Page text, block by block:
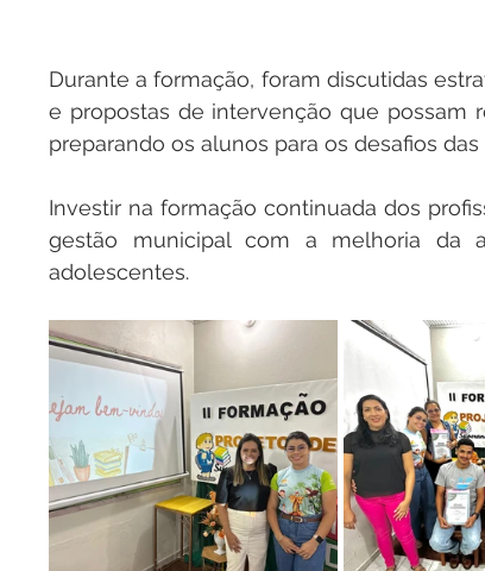
Durante a formação, foram discutidas
e propostas de intervenção que possam
preparando os alunos para os desafios
Investir na formação continuada dos
gestão municipal com a melhoria da
adolescentes.